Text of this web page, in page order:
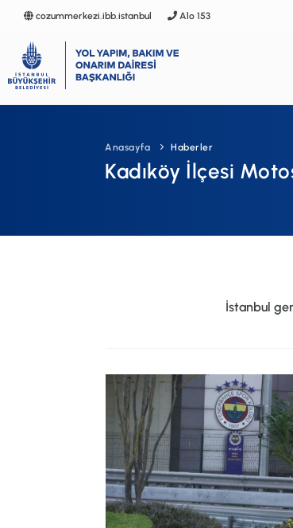
cozummerkezi.ibb.istanbul Alo 153
Faaliyet Alanları
Terminoloji
Anasayfa Haberler
Kadıköy İlçesi
İstanbul